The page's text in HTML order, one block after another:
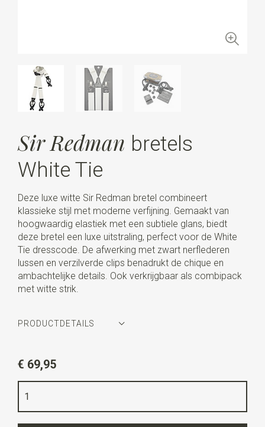
Sir Redman bretels
White Tie
Deze luxe witte Sir Redman bretel combineert
klassieke stijl met moderne verfijning. Gemaakt van
hoogwaardig elastiek met een subtiele glans, biedt
deze bretel een luxe uitstraling, perfect voor de White
Tie dresscode. De afwerking met zwart nerflederen
lussen en verzilverde clips benadrukt de chique en
ambachtelijke details. Ook verkrijgbaar als combipack
met witte strik.
PRODUCTDETAILS
wit
Kwaliteit
€ 69,95